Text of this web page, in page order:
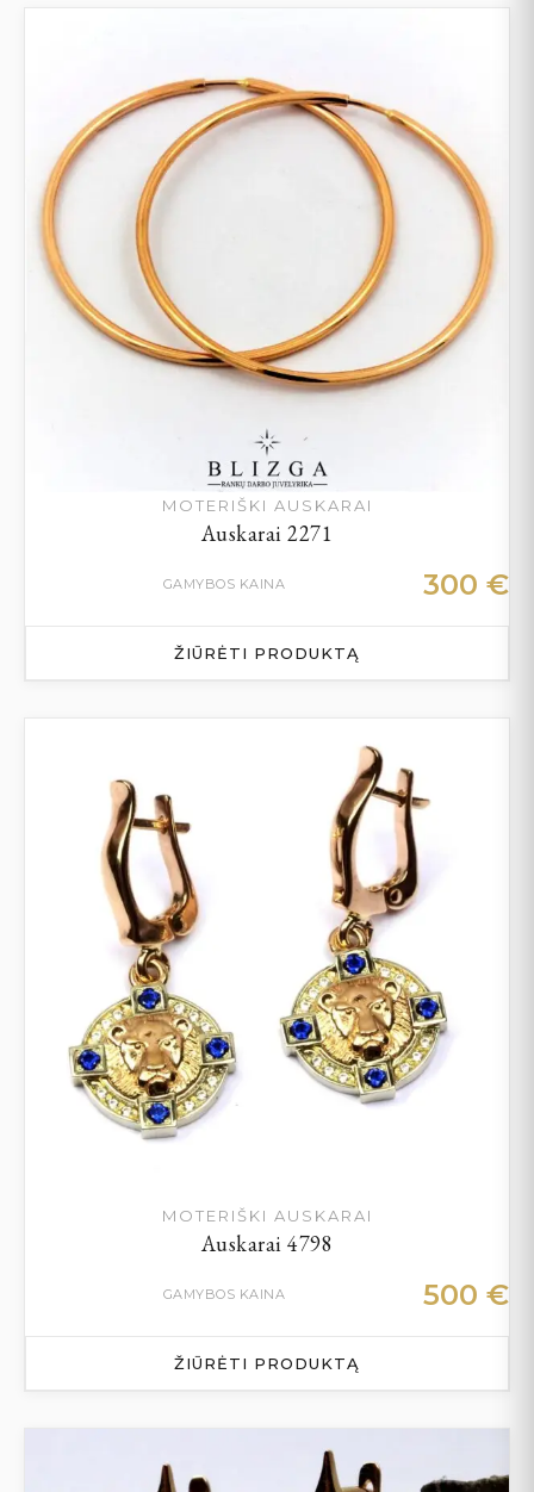
MOTERIŠKI AUSKARAI
Auskarai 2271
GAMYBOS KAINA 300 €
ŽIŪRĖTI PRODUKTĄ
MOTERIŠKI AUSKARAI
Auskarai 4798
GAMYBOS KAINA 500 €
ŽIŪRĖTI PRODUKTĄ